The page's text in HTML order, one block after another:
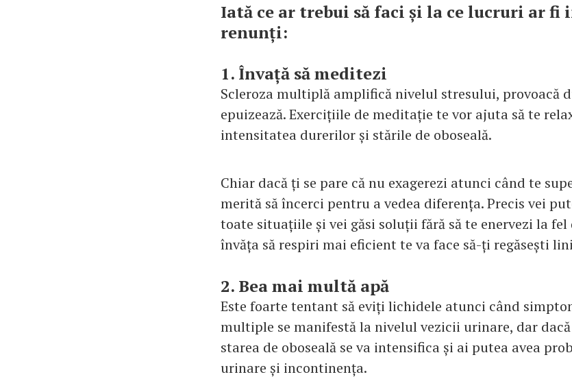
Iată ce ar trebui să faci și la ce lucruri ar fi
renunți:
1. Învață să meditezi
Scleroza multiplă amplifică nivelul stresului, provoacă
epuizează. Exercițiile de meditație te vor ajuta să te
intensitatea durerilor și stările de oboseală.
Chiar dacă ți se pare că nu exagerezi atunci când te
merită să încerci pentru a vedea diferența. Precis vei
toate situațiile și vei găsi soluții fără să te enervezi la fel
învăța să respiri mai eficient te va face să-ți regăsești
2. Bea mai multă apă
Este foarte tentant să eviți lichidele atunci când
multiple se manifestă la nivelul vezicii urinare, dar
starea de oboseală se va intensifica și ai putea avea
urinare și incontinența.